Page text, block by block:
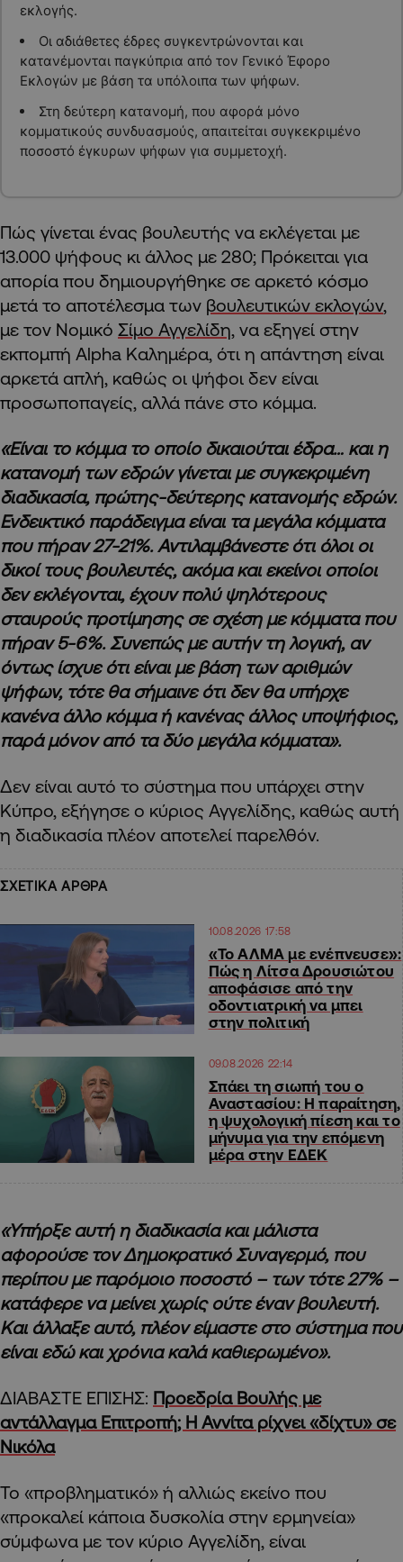
εκλογής.
Οι αδιάθετες έδρες συγκεντρώνονται και
κατανέμονται παγκύπρια από τον Γενικό Έφορο
Εκλογών με βάση τα υπόλοιπα των ψήφων.
Στη δεύτερη κατανομή, που αφορά μόνο
κομματικούς συνδυασμούς, απαιτείται συγκεκριμένο
ποσοστό έγκυρων ψήφων για συμμετοχή.
Πώς γίνεται ένας βουλευτής να εκλέγεται με
13.000 ψήφους κι άλλος με 280; Πρόκειται για
απορία που δημιουργήθηκε σε αρκετό κόσμο
μετά το αποτέλεσμα των βουλευτικών εκλογών,
με τον Νομικό Σίμο Αγγελίδη, να εξηγεί στην
εκπομπή Alpha Καλημέρα, ότι η απάντηση είναι
αρκετά απλή, καθώς οι ψήφοι δεν είναι
προσωποπαγείς, αλλά πάνε στο κόμμα.
«Είναι το κόμμα το οποίο δικαιούται έδρα… και η
κατανομή των εδρών γίνεται με συγκεκριμένη
διαδικασία, πρώτης-δεύτερης κατανομής εδρών.
Ενδεικτικό παράδειγμα είναι τα μεγάλα κόμματα
που πήραν 27-21%. Αντιλαμβάνεστε ότι όλοι οι
δικοί τους βουλευτές, ακόμα και εκείνοι οποίοι
δεν εκλέγονται, έχουν πολύ ψηλότερους
σταυρούς προτίμησης σε σχέση με κόμματα που
πήραν 5-6%. Συνεπώς με αυτήν τη λογική, αν
όντως ίσχυε ότι είναι με βάση των αριθμών
ψήφων, τότε θα σήμαινε ότι δεν θα υπήρχε
κανένα άλλο κόμμα ή κανένας άλλος υποψήφιος,
παρά μόνον από τα δύο μεγάλα κόμματα».
Δεν είναι αυτό το σύστημα που υπάρχει στην
Κύπρο, εξήγησε ο κύριος Αγγελίδης, καθώς αυτή
η διαδικασία πλέον αποτελεί παρελθόν.
ΣΧΕΤΙΚΑ ΑΡΘΡΑ
10.08.2026 17:58
«Το ΑΛΜΑ με ενέπνευσε»:
Πώς η Λίτσα Δρουσιώτου
αποφάσισε από την
οδοντιατρική να μπει
στην πολιτική
09.08.2026 22:14
Σπάει τη σιωπή του ο
Αναστασίου: Η παραίτηση,
η ψυχολογική πίεση και το
μήνυμα για την επόμενη
μέρα στην ΕΔΕΚ
«Υπήρξε αυτή η διαδικασία και μάλιστα
αφορούσε τον Δημοκρατικό Συναγερμό, που
περίπου με παρόμοιο ποσοστό – των τότε 27% –
κατάφερε να μείνει χωρίς ούτε έναν βουλευτή.
Και άλλαξε αυτό, πλέον είμαστε στο σύστημα που
είναι εδώ και χρόνια καλά καθιερωμένο».
ΔΙΑΒΑΣΤΕ ΕΠΙΣΗΣ: Προεδρία Βουλής με
αντάλλαγμα Επιτροπή; Η Αννίτα ρίχνει «δίχτυ» σε
Νικόλα
Το «προβληματικό» ή αλλιώς εκείνο που
«προκαλεί κάποια δυσκολία στην ερμηνεία»
σύμφωνα με τον κύριο Αγγελίδη, είναι